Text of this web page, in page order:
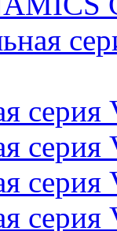
серия
серия
серия